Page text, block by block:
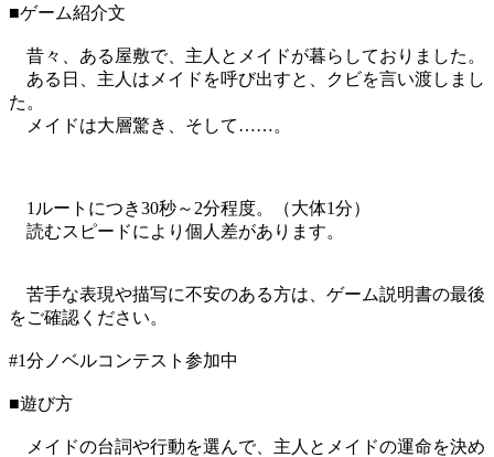
■ゲーム紹介文
昔々、ある屋敷で、主人とメイドが暮らしておりました。
ある日、主人はメイドを呼び出すと、クビを言い渡しまし
た。
メイドは大層驚き、そして……。
1ルートにつき30秒～2分程度。（大体1分）
読むスピードにより個人差があります。
苦手な表現や描写に不安のある方は、ゲーム説明書の最後
をご確認ください。
#1分ノベルコンテスト参加中
■遊び方
メイドの台詞や行動を選んで、主人とメイドの運命を決め